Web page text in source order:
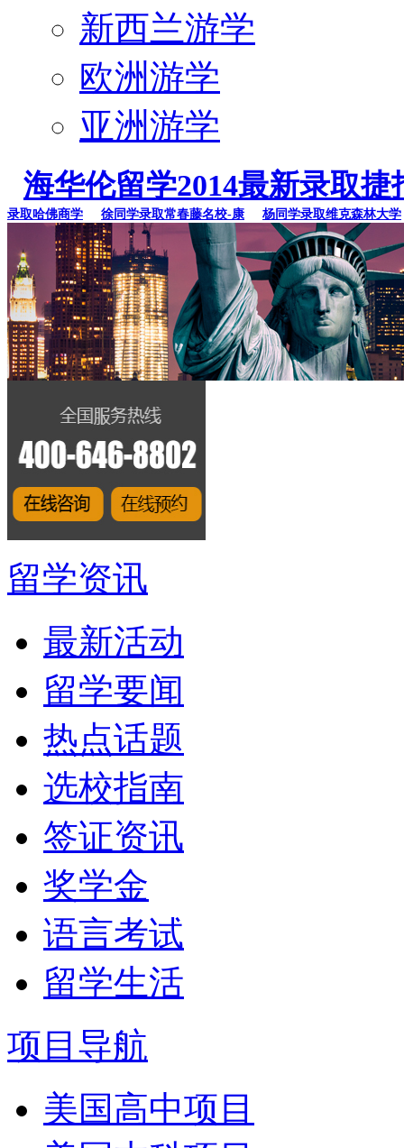
新西兰游学
欧洲游学
亚洲游学
海华伦留学2014最新录取捷
哈佛商学 徐同学录取常春藤名校-康 杨同学录取维克森林大学
留学资讯
最新活动
留学要闻
热点话题
选校指南
签证资讯
奖学金
语言考试
留学生活
项目导航
美国高中项目